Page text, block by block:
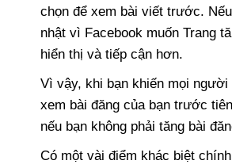
chọn để xem bài viết trước.
nhật vì Facebook muốn Trang
hiển thị và tiếp cận hơn.
Vì vậy, khi bạn khiến mọi
xem bài đăng của bạn trước
nếu bạn không phải tăng bài
Có một vài điểm khác biệt